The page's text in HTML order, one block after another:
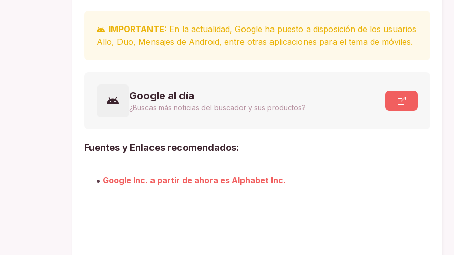
IMPORTANTE: En la actualidad, Google ha puesto a disposición de los usuarios
Allo, Duo, Mensajes de Android, entre otras aplicaciones para el tema de móviles.
Google al día
¿Buscas más noticias del buscador y sus productos?
Fuentes y Enlaces recomendados:
Google lnc. a partir de ahora es Alphabet Inc.